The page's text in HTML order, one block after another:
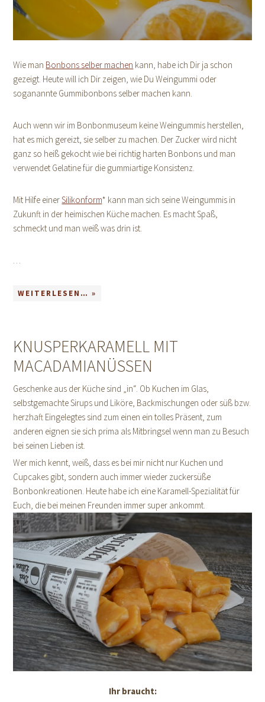
Wie man Bonbons selber machen kann, habe ich Dir ja schon
gezeigt. Heute will ich Dir zeigen, wie Du Weingummi oder
soganannte Gummibonbons selber machen kann.
Auch wenn wir im Bonbonmuseum keine Weingummis herstellen,
hat es mich gereizt, sie selber zu machen. Der Zucker wird nicht
ganz so heiß gekocht wie bei richtig harten Bonbons und man
verwendet Gelatine für die gummiartige Konsistenz.
Mit Hilfe einerSilikonform* kann man sich seine Weingummis in
Zukunft in der heimischen Küche machen. Es macht Spaß,
schmeckt und man weiß was drin ist.
WEITERLESEN… »
KNUSPERKARAMELL MIT
MACADAMIANÜSSEN
Geschenke aus der Küche sind „in“. Ob Kuchen im Glas,
selbstgemachte Sirups und Liköre, Backmischungen oder süß bzw.
herzhaft Eingelegtes sind zum einen ein tolles Präsent, zum
anderen eignen sie sich prima als Mitbringsel wenn man zu Besuch
bei seinen Lieben ist.
Wer mich kennt, weiß, dass es bei mir nicht nur Kuchen und
Cupcakes gibt, sondern auch immer wieder zuckersüße
Bonbonkreationen. Heute habe ich eine Karamell-Spezialität für
Euch, die bei meinen Freunden immer super ankommt.
Ihr braucht: